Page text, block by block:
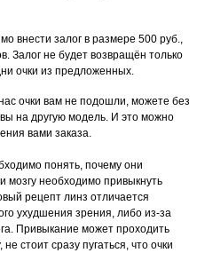
внести залог в размере 500 руб.,
Залог не будет возвращён только
очки из предложенных.
очки вам не подошли, можете без
на другую модель. И это можно
вами заказа.
понять, почему они
мозгу необходимо привыкнуть
рецепт линз отличается
ухудшения зрения, либо из-за
Привыкание может проходить
стоит сразу пугаться, что очки